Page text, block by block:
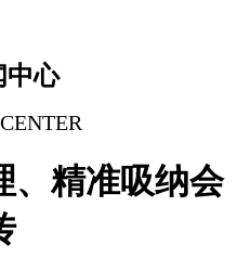
中心
、精准吸纳会